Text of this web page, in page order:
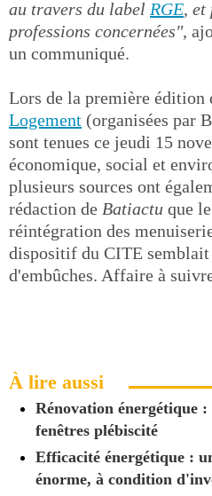
au travers du label RGE, et
professions concernées",
un communiqué.
Lors de la première édition
Logement (organisées par
sont tenues ce jeudi 15
économique, social et
plusieurs sources ont
rédaction de Batiactu que
réintégration des
dispositif du CITE semblait
d'embûches. Affaire à
À lire aussi
Rénovation énergétique :
fenêtres plébiscité
Efficacité énergétique :
énorme, à condition